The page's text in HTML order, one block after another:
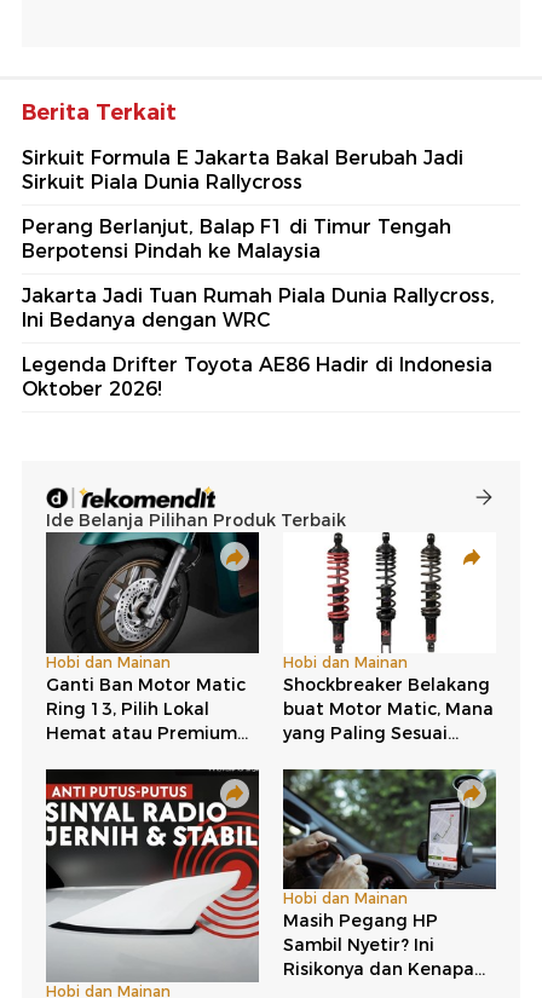
Berita Terkait
Sirkuit Formula E Jakarta Bakal Berubah Jadi
Sirkuit Piala Dunia Rallycross
Perang Berlanjut, Balap F1 di Timur Tengah
Berpotensi Pindah ke Malaysia
Jakarta Jadi Tuan Rumah Piala Dunia Rallycross,
Ini Bedanya dengan WRC
Legenda Drifter Toyota AE86 Hadir di Indonesia
Oktober 2026!